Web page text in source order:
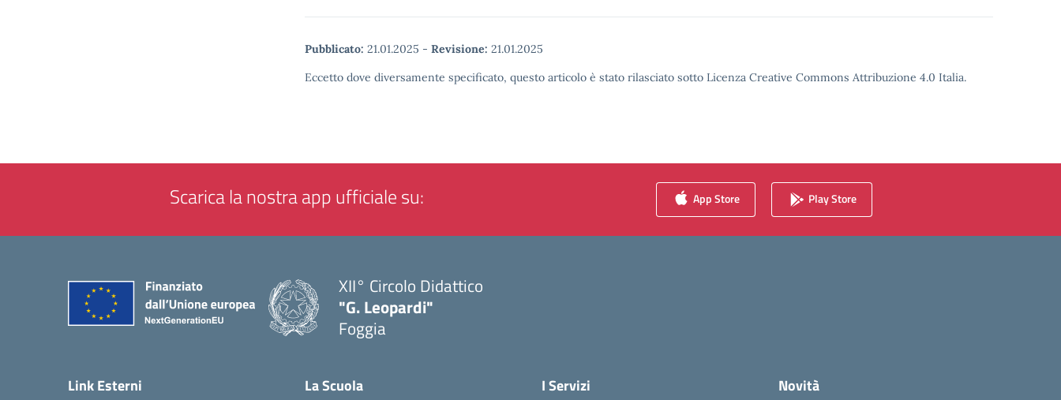
Pubblicato: 21.01.2025 - Revisione: 21.01.2025
Eccetto dove diversamente specificato, questo articolo è stato rilasciato sotto Licenza Creative Commons Attribuzione 4.0 Italia.
Scarica la nostra app ufficiale su: App Store Play Store
XII° Circolo Didattico
"G. Leopardi"
Foggia
Link Esterni La Scuola I Servizi Novità